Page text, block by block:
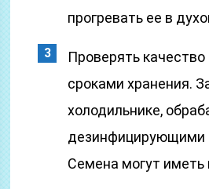
прогревать ее в
Проверять
сроками хранения.
холодильнике,
дезинфицирующими
Семена могут иметь